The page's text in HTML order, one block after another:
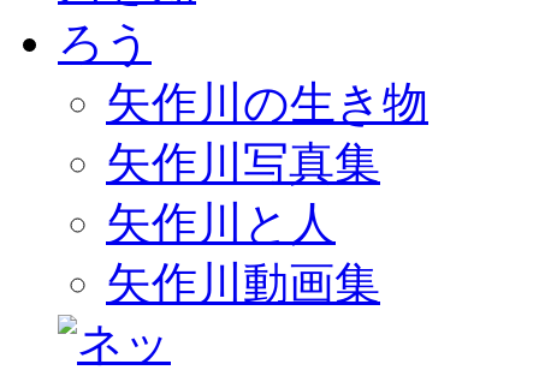
矢作川の生き物
矢作川写真集
矢作川と人
矢作川動画集